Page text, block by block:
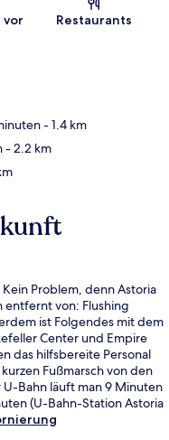
vor
Restaurants
- 1.4 km
- 2.2 km
Problem, denn Astoria
entfernt von: Flushing
ist Folgendes mit dem
Center und Empire
das hilfsbereite Personal
Fußmarsch von den
Bahn läuft man 9 Minuten
(U-Bahn-Station Astoria